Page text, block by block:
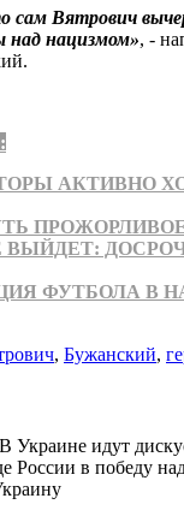
Вятрович
над нацизмом», -
АКТИВНО
ВЫЙДЕТ:
ФУТБОЛА В
, Бужанский,
В Украине идут
России в победу